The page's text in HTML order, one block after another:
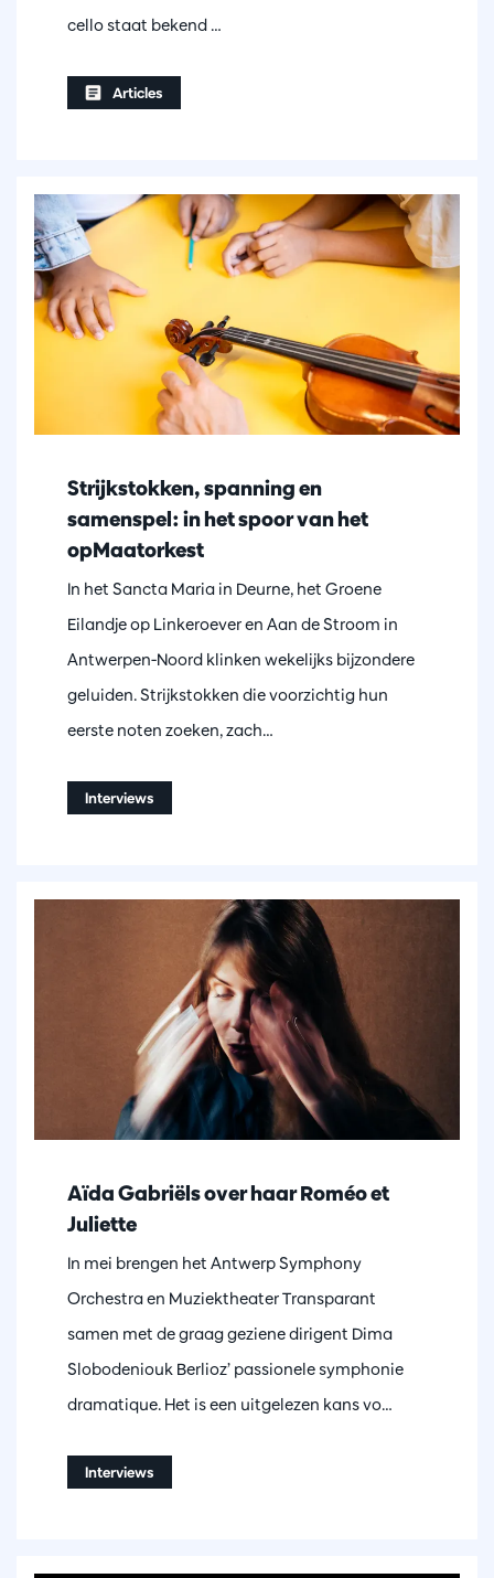
cello staat bekend …
Articles
Strijkstokken, spanning en
samenspel: in het spoor van het
opMaatorkest
In het Sancta Maria in Deurne, het Groene
Eilandje op Linkeroever en Aan de Stroom in
Antwerpen-Noord klinken wekelijks bijzondere
geluiden. Strijkstokken die voorzichtig hun
eerste noten zoeken, zach…
Interviews
Aïda Gabriëls over haar Roméo et
Juliette
In mei brengen het Antwerp Symphony
Orchestra en Muziektheater Transparant
samen met de graag geziene dirigent Dima
Slobodeniouk Berlioz’ passionele symphonie
dramatique. Het is een uitgelezen kans vo…
Interviews